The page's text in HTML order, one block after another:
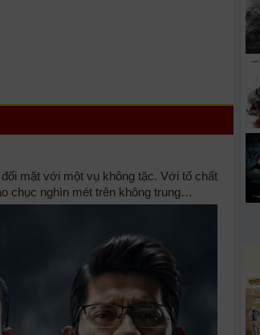
mặt với một vụ không tặc. Với tố chất
chục nghìn mét trên không trung…